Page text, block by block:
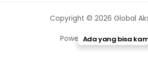
Copyright © 2026 Global
Powered by Global
Ada yang bisa